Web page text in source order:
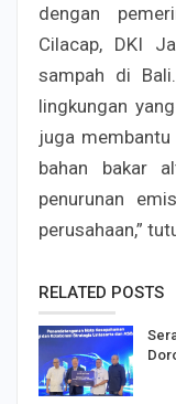
dengan
Cilacap, DKI
sampah di
lingkungan
juga
bahan bakar
penurunan
perusahaan,”
RELATED POSTS